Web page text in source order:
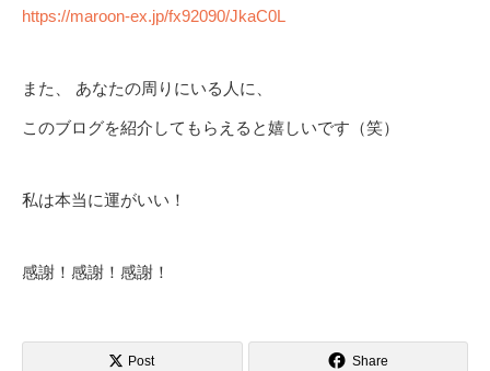
https://maroon-ex.jp/fx92090/JkaC0L
また、 あなたの周りにいる人に、
このブログを紹介してもらえると嬉しいです（笑）
私は本当に運がいい！
感謝！感謝！感謝！
Post Share